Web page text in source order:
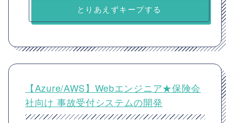
とりあえずキープする
【Azure/AWS】Webエンジニア★保険会
社向け 事故受付システムの開発